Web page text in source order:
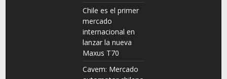
Chile es el primer
mercado
internacional en
lanzar la nueva
Maxus T70
Cavem: Mercado